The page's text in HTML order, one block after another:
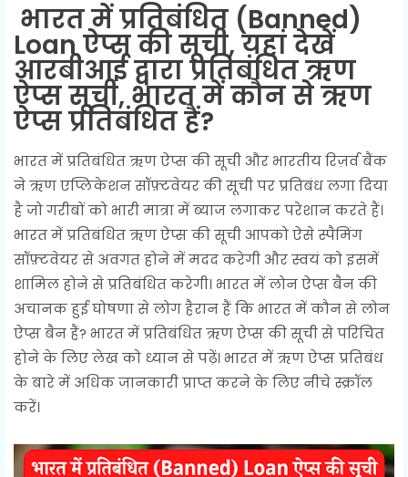
भारत में प्रतिबंधित (Banned)
Loan ऐप्स की सूची, यहां देखें
आरबीआई द्वारा प्रतिबंधित ऋण
ऐप्स सूची, भारत में कौन से ऋण
ऐप्स प्रतिबंधित हैं?
भारत में प्रतिबंधित ऋण ऐप्स की सूची और भारतीय रिज़र्व बैंक
ने ऋण एप्लिकेशन सॉफ़्टवेयर की सूची पर प्रतिबंध लगा दिया
है जो गरीबों को भारी मात्रा में ब्याज लगाकर परेशान करते हैं।
भारत में प्रतिबंधित ऋण ऐप्स की सूची आपको ऐसे स्पैमिंग
सॉफ़्टवेयर से अवगत होने में मदद करेगी और स्वयं को इसमें
शामिल होने से प्रतिबंधित करेगी। भारत में लोन ऐप्स बैन की
अचानक हुई घोषणा से लोग हैरान हैं कि भारत में कौन से लोन
ऐप्स बैन हैं? भारत में प्रतिबंधित ऋण ऐप्स की सूची से परिचित
होने के लिए लेख को ध्यान से पढ़ें। भारत में ऋण ऐप्स प्रतिबंध
के बारे में अधिक जानकारी प्राप्त करने के लिए नीचे स्क्रॉल
करें।